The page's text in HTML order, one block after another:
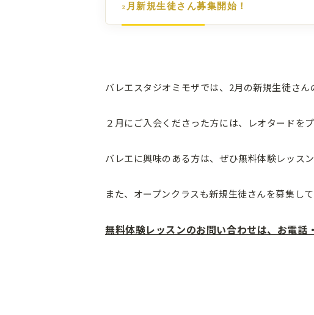
2月新規生徒さん募集開始！
バレエスタジオミモザでは、2月の新規生徒さん
２月にご入会くださった方には、レオタードを
バレエに興味のある方は、ぜひ無料体験レッス
また、オープンクラスも新規生徒さんを募集し
無料体験レッスンのお問い合わせは、お電